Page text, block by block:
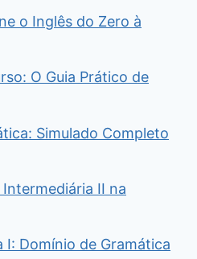
o Inglês do Zero à
O Guia Prático de
Simulado Completo
II na
I: Domínio de Gramática